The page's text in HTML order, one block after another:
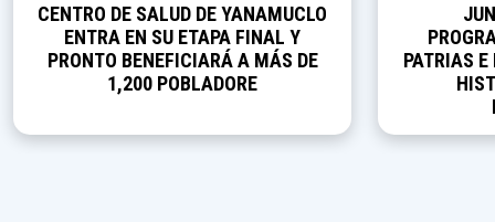
CENTRO DE SALUD DE YANAMUCLO
ENTRA EN SU ETAPA FINAL Y
PRONTO BENEFICIARÁ A MÁS DE
1,200 POBLADORE
PATRIAS